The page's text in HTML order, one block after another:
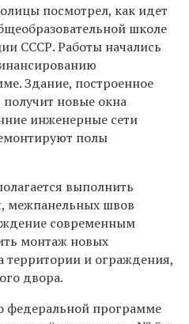
посмотрел, как идет
школе
СССР. Работы начались
Здание, построенное
новые окна
инженерные сети
полы
выполнить
межпанельных швов
современным
монтаж новых
и ограждения,
двора.
федеральной программе